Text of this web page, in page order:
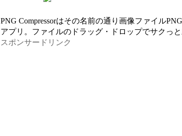
PNG Compressorはその名前の通り画像ファイル
アプリ。ファイルのドラッグ・ドロップでサクっ
スポンサードリンク